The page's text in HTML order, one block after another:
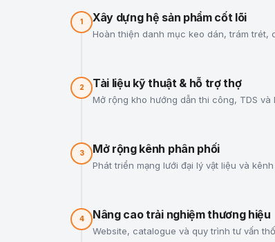
1 Xây dựng hệ sản phẩm cốt lõi
Hoàn thiện danh mục keo dán, trám trét,
2 Tài liệu kỹ thuật & hỗ trợ thợ
Mở rộng kho hướng dẫn thi công, TDS
3 Mở rộng kênh phân phối
Phát triển mạng lưới đại lý vật liệu và
4 Nâng cao trải nghiệm thương hiệu
Website, catalogue và quy trình tư vấn